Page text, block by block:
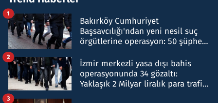
Bakırköy Cumhuriyet
Başsavcılığı'ndan yeni nesil suç
örgütlerine operasyon: 50 şüpheli
1
İzmir merkezli yasa dışı bahis
operasyonunda 34 gözaltı:
Yaklaşık 2 Milyar liralık para trafiği
2
3